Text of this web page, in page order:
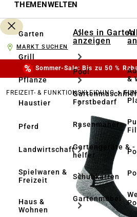
THEMENWELTEN
Garten
Grill
Pflanze
Haustier
Pferd
Landwirtschaft
Spielwaren &
Freizeit
Haus &
Wohnen
Alles in Garten
anzeigen
Pool
Forstbedarf
Rasenmäher
Gartengeräte & -
helfer
Schubkarren
Gartenmöbel
&
MARKT SUCHEN
Sommer-Sale: Bis zu 50 %
FREIZEIT- & FUNKTIONSKLEIDUNG
Bildergalerie überspringen